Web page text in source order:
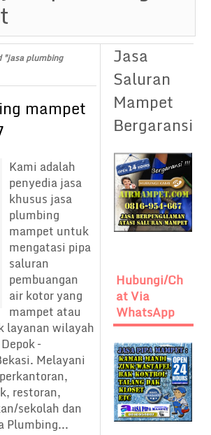
"jasa plumbing
mampet
Kami adalah
penyedia jasa
khusus jasa
plumbing
mampet untuk
mengatasi pipa
saluran
pembuangan
air kotor yang
mampet atau
layanan wilayah
–
Melayani
restoran,
sekolah dan
Plumbing...
Jasa
Saluran
Mampet
Bergaransi
Hubungi/Ch
At Via
WhatsApp